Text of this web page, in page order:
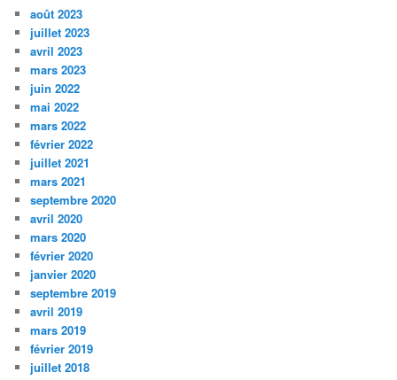
août 2023
juillet 2023
avril 2023
mars 2023
juin 2022
mai 2022
mars 2022
février 2022
juillet 2021
mars 2021
septembre 2020
avril 2020
mars 2020
février 2020
janvier 2020
septembre 2019
avril 2019
mars 2019
février 2019
juillet 2018